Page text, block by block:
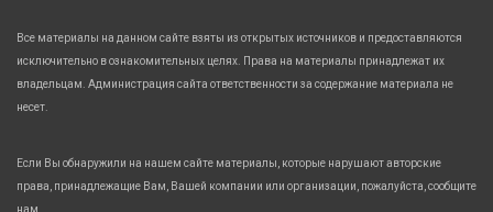
Все материалы на данном сайте взяты из открытых источников и предоставляются
исключительно в ознакомительных целях. Права на материалы принадлежат их
владельцам. Администрация сайта ответственности за содержание материала не
несет.
Если Вы обнаружили на нашем сайте материалы, которые нарушают авторские
права, принадлежащие Вам, Вашей компании или организации, пожалуйста, сообщите
нам.